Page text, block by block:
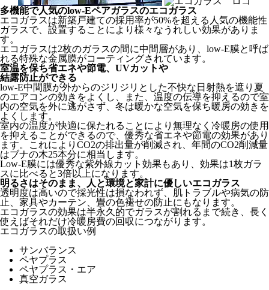
多機能で人気のlow-Eペアガラスのエコガラス
エコガラスは新築戸建ての採用率が50%を超える人気の機能性
ガラスで、設置することにより様々なうれしい効果がありま
す。
エコガラスは2枚のガラスの間に中間層があり、low-E膜と呼ば
れる特殊な金属膜がコーティングされています。
室温を保ち省エネや節電、UVカットや
結露防止ができる
low-E中間膜が外からのジリジリとした不快な日射熱を遮り夏
のエアコンの効きをよくし、また、温度の伝導を抑えるので室
内の空気を外に逃がさず、冬は暖かな空気を保ち暖房の効きを
よくします。
室内の温度が快適に保たれることにより無理なく冷暖房の使用
を抑えることができるので、優秀な省エネや節電の効果があり
ます。これによりCO2の排出量が削減され、年間のCO2削減量
はブナの木25本分に相当します。
Low-E膜には優秀な紫外線カット効果もあり、効果は1枚ガラ
スに比べると3倍以上になります。
明るさはそのまま、人と環境と家計に優しいエコガラス
透明度は高いので採光性は損なわれず、肌トラブルや病気の防
止、家具やカーテン、畳の色褪せの防止にもなります。
エコガラスの効果は半永久的でガラスが割れるまで続き、長く
使えばそれだけ冷暖房費の回収につながります。
エコガラスの取扱い例
サンバランス
ペヤプラス
ペヤプラス・エア
真空ガラス